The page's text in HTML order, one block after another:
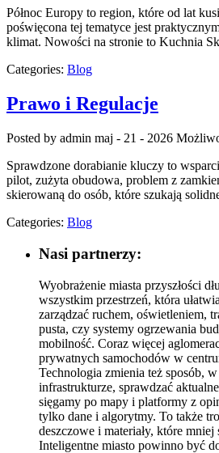
Północ Europy to region, które od lat
poświęcona tej tematyce jest
klimat. Nowości na stronie to Kuchnia
Categories: Blog
Prawo i Regulacje
Posted by admin maj - 21 - 2026
Sprawdzone dorabianie kluczy to
pilot, zużyta obudowa, problem z
skierowaną do osób, które szukają
Categories: Blog
Nasi partnerzy:
Wyobrażenie miasta przyszłości
wszystkim przestrzeń, która
zarządzać ruchem, oświetleniem,
pusta, czy systemy ogrzewania
mobilność. Coraz więcej
prywatnych samochodów w
Technologia zmienia też sposób,
infrastrukturze, sprawdzać
sięgamy po mapy i platformy z
tylko dane i algorytmy. To także
deszczowe i materiały, które
Inteligentne miasto powinno być